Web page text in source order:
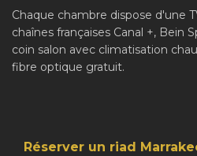
Chaque chambre dispose d'une
chaînes françaises Canal +, Bein
coin salon avec climatisation
fibre optique gratuit.
Réserver un riad